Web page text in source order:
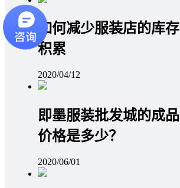
如何减少服装店的库存
积累
2020/04/12
即墨服装批发城的成品
价格是多少？
2020/06/01